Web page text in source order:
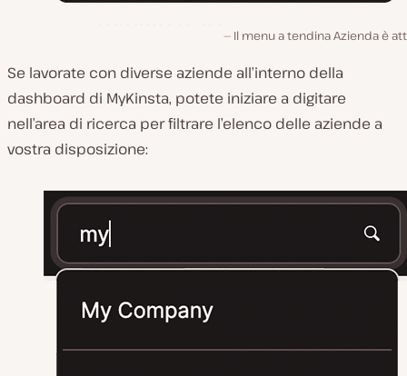
Il menu a tendina Azienda è
Se lavorate con diverse aziende all’interno della
dashboard di MyKinsta, potete iniziare a digitare
nell’area di ricerca per filtrare l’elenco delle aziende a
vostra disposizione: